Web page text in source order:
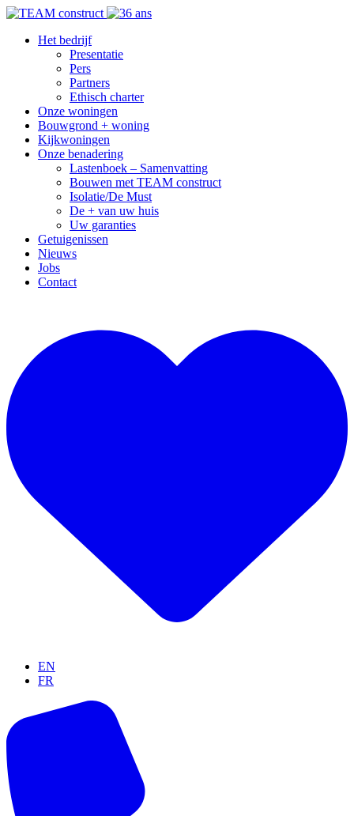
Het bedrijf
Presentatie
Pers
Partners
Ethisch charter
Onze woningen
Bouwgrond + woning
Kijkwoningen
Onze benadering
Lastenboek – Samenvatting
Bouwen met TEAM construct
Isolatie/De Must
De + van uw huis
Uw garanties
Getuigenissen
Nieuws
Jobs
Contact
EN
FR